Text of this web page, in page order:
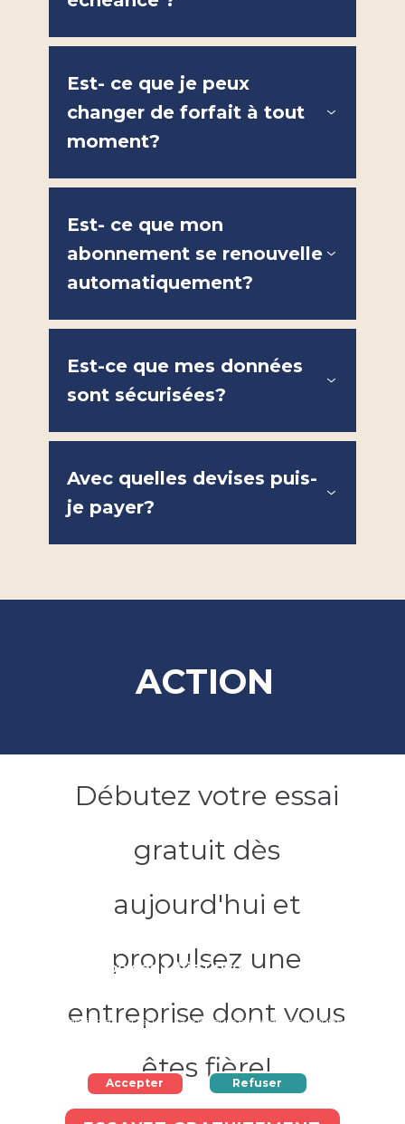
Est- ce que je peux
changer de forfait à tout
moment?
Est- ce que mon
abonnement se renouvelle
automatiquement?
Est-ce que mes données
sont sécurisées?
Avec quelles devises puis-
je payer?
ACTION
Débutez votre essai
gratuit dès
aujourd'hui et
propulsez une
entreprise dont vous
êtes fière!
Cookies & Vie Privée
Ce site peut utiliser des "cookies" ou des témoins de
connexion afin d'assurer la meilleure expérience sur notre
Accepter Refuser